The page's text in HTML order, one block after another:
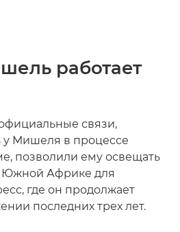
работает
связи,
у Мишеля в процессе
позволили ему освещать
Южной Африке для
где он продолжает
последних трех лет.